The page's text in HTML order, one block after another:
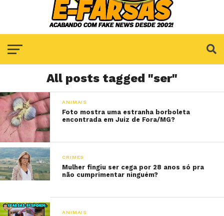
All posts tagged "ser"
ANIMAIS
Foto mostra uma estranha borboleta
encontrada em Juiz de Fora/MG?
CRIMES
Mulher fingiu ser cega por 28 anos só pra
não cumprimentar ninguém?
ANIMAIS